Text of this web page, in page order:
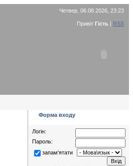
Четвер, 06.08.2026, 23:23
Привіт Гість | RSS
Форма входу
Логін:
Пароль:
запам'ятати